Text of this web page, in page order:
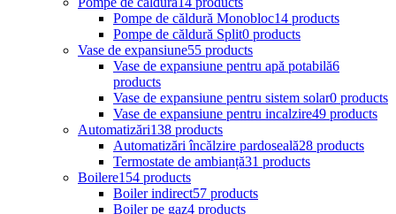
Pompe de căldură Monobloc14 products
Pompe de căldură Split0 products
Vase de expansiune55 products
Vase de expansiune pentru apă potabilă6
products
Vase de expansiune pentru sistem solar0 products
Vase de expansiune pentru incalzire49 products
Automatizări138 products
Automatizări încălzire pardoseală28 products
Termostate de ambianță31 products
Boilere154 products
Boiler indirect57 products
Boiler pe gaz4 products